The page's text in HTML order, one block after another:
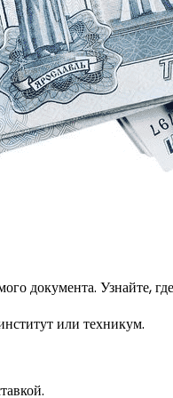
документа. Узнайте,
или техникум.